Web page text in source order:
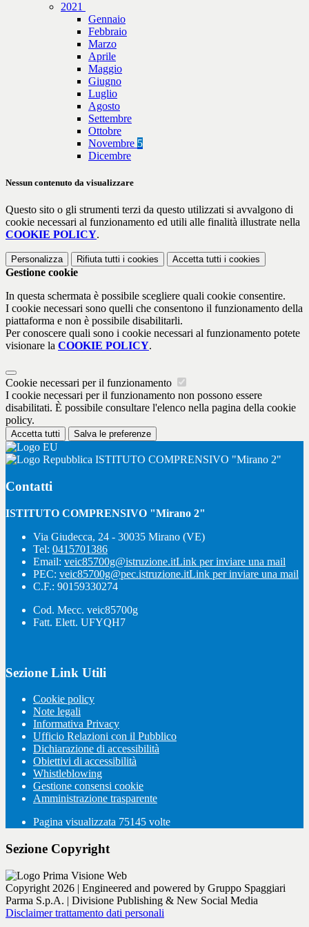
2021
Gennaio
Febbraio
Marzo
Aprile
Maggio
Giugno
Luglio
Agosto
Settembre
Ottobre
Novembre 5
Dicembre
Nessun contenuto da visualizzare
Questo sito o gli strumenti terzi da questo utilizzati si avvalgono di
cookie necessari al funzionamento ed utili alle finalità illustrate nella
COOKIE POLICY.
Personalizza Rifiuta tutti i cookies Accetta tutti i cookies
Gestione cookie
In questa schermata è possibile scegliere quali cookie consentire.
I cookie necessari sono quelli che consentono il funzionamento della
piattaforma e non è possibile disabilitarli.
Per conoscere quali sono i cookie necessari al funzionamento potete
visionare la COOKIE POLICY.
Cookie necessari per il funzionamento
I cookie necessari per il funzionamento non possono essere
disabilitati. È possibile consultare l'elenco nella pagina della cookie
policy.
Accetta tutti Salva le preferenze
ISTITUTO COMPRENSIVO "Mirano 2"
Contatti
ISTITUTO COMPRENSIVO "Mirano 2"
Via Giudecca, 24 - 30035 Mirano (VE)
Tel: 0415701386
Email: veic85700g@istruzione.itLink per inviare una mail
PEC: veic85700g@pec.istruzione.itLink per inviare una mail
C.F.: 90159330274
Cod. Mecc. veic85700g
Fatt. Elett. UFYQH7
Sezione Link Utili
Cookie policy
Note legali
Informativa Privacy
Ufficio Relazioni con il Pubblico
Dichiarazione di accessibilità
Obiettivi di accessibilità
Whistleblowing
Gestione consensi cookie
Amministrazione trasparente
Pagina visualizzata 75145 volte
Sezione Copyright
Copyright 2026 | Engineered and powered by Gruppo Spaggiari
Parma S.p.A. | Divisione Publishing & New Social Media
Disclaimer trattamento dati personali